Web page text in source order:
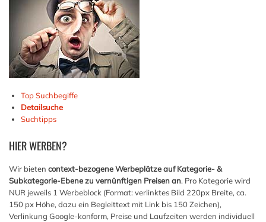
Top Suchbegiffe
Detailsuche
Suchtipps
HIERWERBEN?
Wir bieten context-bezogene Werbeplätze auf Kategorie- &
Subkategorie-Ebene zu vernünftigen Preisen an. Pro Kategorie wird
NUR jeweils 1 Werbeblock (Format: verlinktes Bild 220px Breite, ca.
150 px Höhe, dazu ein Begleittext mit Link bis 150 Zeichen),
Verlinkung Google-konform, Preise und Laufzeiten werden individuell